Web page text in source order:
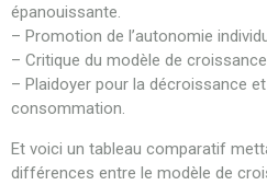
épanouissante.
– Promotion de l’autonomie
– Critique du modèle de
– Plaidoyer pour la décroissance
consommation.
Et voici un tableau comparatif
différences entre le modèle de